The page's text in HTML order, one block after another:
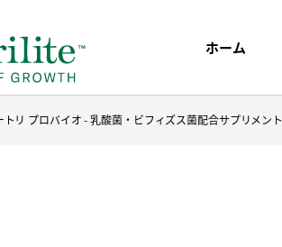
ホーム
トリ プロバイオ - 乳酸菌・ビフィズス菌配合サプリメント